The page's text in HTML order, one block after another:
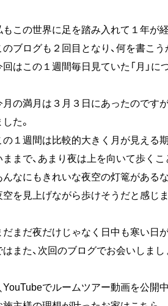
もこの世界に足を踏み入れて１年が
のブログも２回目となり、何を書こ
回はこの１週間毎日見ていた「月」に
月の満月は３月３日にあったのです
た。
の１週間は比較的大きく月が見える
ままで、あまり夜は上を向いて歩く
んなにもきれいな夜空の灯篭がある
空を見上げながら歩けそうだと感じま
だまだ夜だけじゃなく日中も寒い日
また、次回のブログでお会いしましょ
YouTubeでルームツアー動画を公開